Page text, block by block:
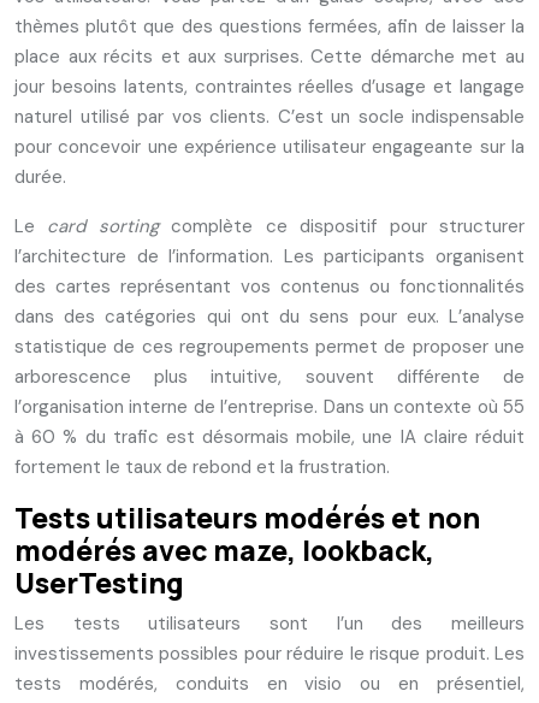
thèmes plutôt que des questions fermées, afin de laisser la
place aux récits et aux surprises. Cette démarche met au
jour besoins latents, contraintes réelles d’usage et langage
naturel utilisé par vos clients. C’est un socle indispensable
pour concevoir une expérience utilisateur engageante sur la
durée.
Le card sortingcomplète ce dispositif pour structurer
l’architecture de l’information. Les participants organisent
des cartes représentant vos contenus ou fonctionnalités
dans des catégories qui ont du sens pour eux. L’analyse
statistique de ces regroupements permet de proposer une
arborescence plus intuitive, souvent différente de
l’organisation interne de l’entreprise. Dans un contexte où 55
à 60 % du trafic est désormais mobile, une IA claire réduit
fortement le taux de rebond et la frustration.
Tests utilisateurs modérés et non
modérés avec maze, lookback,
UserTesting
Les tests utilisateurs sont l’un des meilleurs
investissements possibles pour réduire le risque produit. Les
tests modérés, conduits en visio ou en présentiel,